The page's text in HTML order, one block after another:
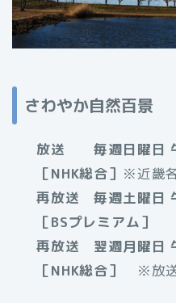
さわやか自然百景
放送 毎週日曜日
［NHK総合］ ※近畿
再放送 毎週土曜日
［BSプレミアム］
再放送 翌週月曜日
［NHK総合］
※放